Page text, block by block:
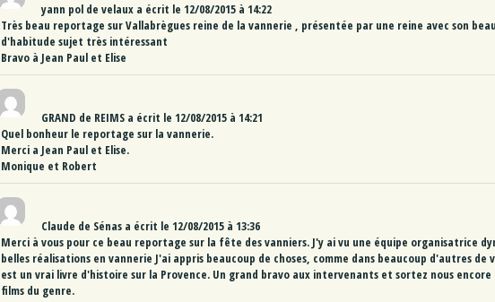
yann pol de velaux a écrit le 12/08/2015 à 14:22
Très beau reportage sur Vallabrègues reine de la vannerie , présentée par une reine avec son
d'habitude sujet très intéressant
Bravo à Jean Paul et Elise
GRAND de REIMS a écrit le 12/08/2015 à 14:21
Quel bonheur le reportage sur la vannerie.
Merci a Jean Paul et Elise.
Monique et Robert
Claude de Sénas a écrit le 12/08/2015 à 13:36
Merci à vous pour ce beau reportage sur la fête des vanniers. J'y ai vu une équipe organisatrice
belles réalisations en vannerie J'ai appris beaucoup de choses, comme dans beaucoup d'autres de
est un vrai livre d'histoire sur la Provence. Un grand bravo aux intervenants et sortez nous
films du genre.